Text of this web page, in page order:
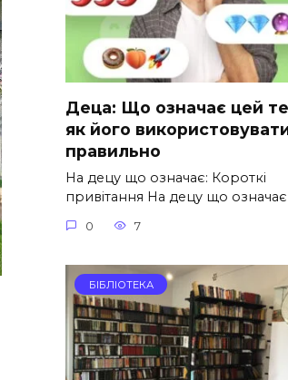
Деца: Що означає цей
як його
правильно
На децу що означає: Короткі
привітання На децу що означає
0 7
БІБЛІОТЕКА